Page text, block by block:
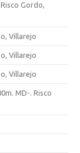
Gordo,
Villarejo
Villarejo
Villarejo
MD-. Risco